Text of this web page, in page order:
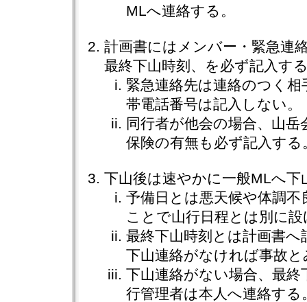
MLへ連絡する。
計画書にはメンバー・緊急連
最終下山時刻、を必ず記入す
緊急連絡先は連絡のつく
帯電話番号は記入しない。
同行者が他会の場合、山
保険の有無も必ず記入する
下山後は速やかに一般MLへ下
予備日とは悪天候や体調
ことで山行日程とは別に
最終下山時刻とは計画書
下山連絡がなければ事故
下山連絡がない場合、最
行管理者は本人へ連絡する